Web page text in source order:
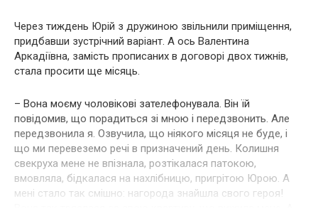
Через тиждень Юрій з дружиною звільнили приміщення,
придбавши зустрічний варіант. А ось Валентина
Аркадіївна, замість прописаних в договорі двох тижнів,
стала просити ще місяць.
– Вона моєму чоловікові зателефонувала. Він їй
повідомив, що порадиться зі мною і передзвонить. Але
передзвонила я. Озвучила, що ніякого місяця не буде, і
що ми перевеземо речі в призначений день. Колишня
свекруха мене не впізнала, розтікалася патокою,
вмовляла, бідкалася на нахлібницю, пригрітою Юрою. А
мені стало так смішно: нагорода знайшла свого героя!